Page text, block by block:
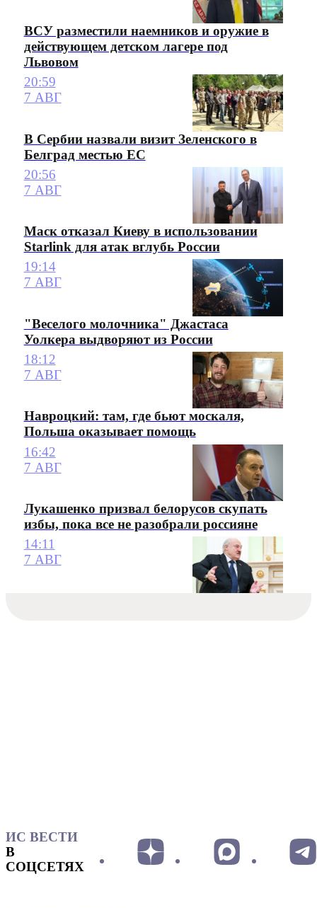
ВСУ разместили наемников и оружие в
действующем детском лагере под
Львовом
20:59
7 АВГ
В Сербии назвали визит Зеленского в
Белград местью ЕС
20:56
7 АВГ
Маск отказал Киеву в использовании
Starlink для атак вглубь России
19:14
7 АВГ
"Веселого молочника" Джастаса
Уолкера выдворяют из России
18:12
7 АВГ
Навроцкий: там, где бьют москаля,
Польша оказывает помощь
16:42
7 АВГ
Лукашенко призвал белорусов скупать
избы, пока все не разобрали россияне
14:11
7 АВГ
ИС ВЕСТИ
В
СОЦСЕТЯХ